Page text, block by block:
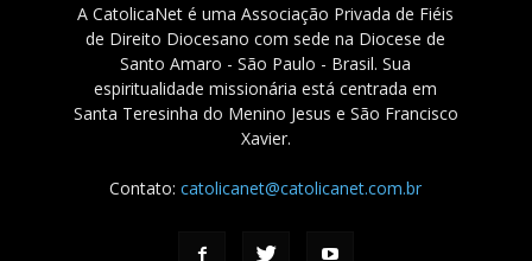
A CatolicaNet é uma Associação Privada de Fiéis
de Direito Diocesano com sede na Diocese de
Santo Amaro - São Paulo - Brasil. Sua
espiritualidade missionária está centrada em
Santa Teresinha do Menino Jesus e São Francisco
Xavier.
Contato:catolicanet@catolicanet.com.br